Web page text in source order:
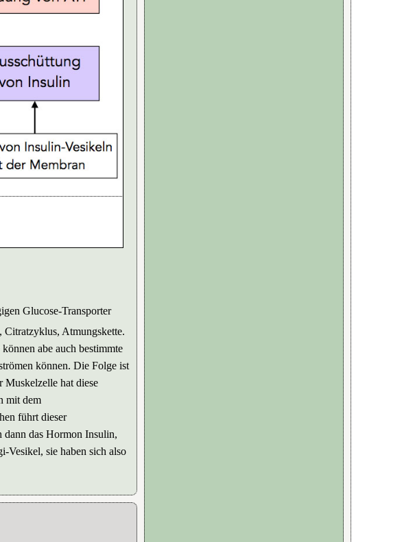
Glucose-Transporter
Citratzyklus, Atmungskette.
abe auch bestimmte
können. Die Folge ist
Muskelzelle hat diese
mit dem
führt dieser
dann das Hormon Insulin,
Vesikel, sie haben sich also